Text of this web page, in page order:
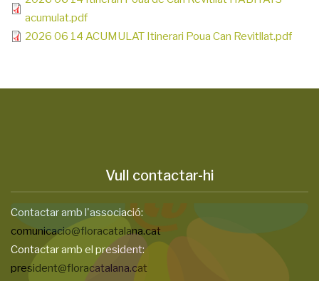
acumulat.pdf
2026 06 14 ACUMULAT Itinerari Poua Can Revitllat.pdf
Vull contactar-hi
Contactar amb l'associació:
comunicacio@floracatalana.cat
Contactar amb el president:
president@floracatalana.cat